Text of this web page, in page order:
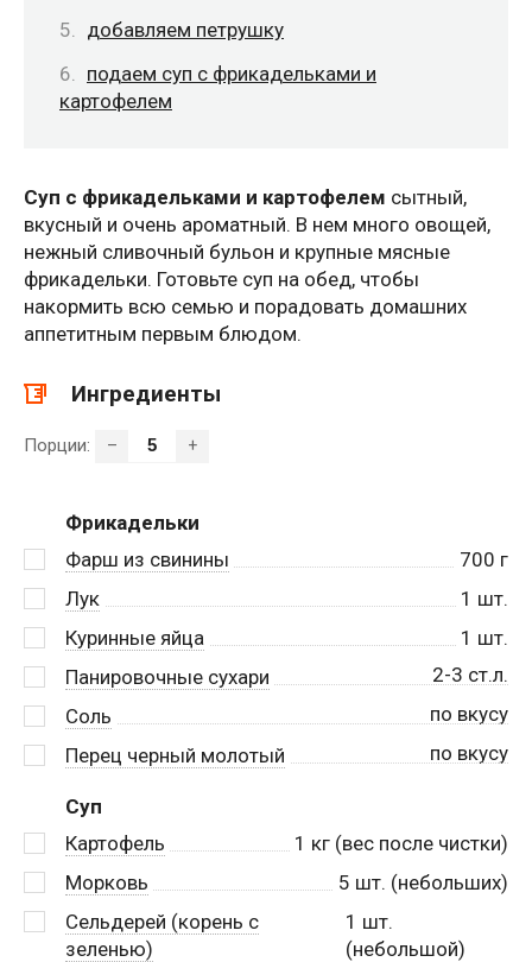
добавляем петрушку
подаем суп с фрикадельками и
картофелем
Суп с фрикадельками и картофелем сытный,
вкусный и очень ароматный. В нем много овощей,
нежный сливочный бульон и крупные мясные
фрикадельки. Готовьте суп на обед, чтобы
накормить всю семью и порадовать домашних
аппетитным первым блюдом.
Ингредиенты
Порции: – +
Фрикадельки
Фарш из свинины
700 г
Лук
1 шт.
Куринные яйца
1 шт.
Панировочные сухари
2-3 ст.л.
Соль
по вкусу
Перец черный молотый
по вкусу
Суп
Картофель
1 кг (вес после чистки)
Морковь
5 шт. (небольших)
Сельдерей (корень с
зеленью)
1 шт.
(небольшой)